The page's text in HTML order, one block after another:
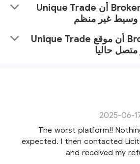
استعرضت BrokersView أن Unique Trade
حددت BrokersView أن موقع Unique Trade
2025-06-
The worst platform!!
expected. I then contacted
and received my